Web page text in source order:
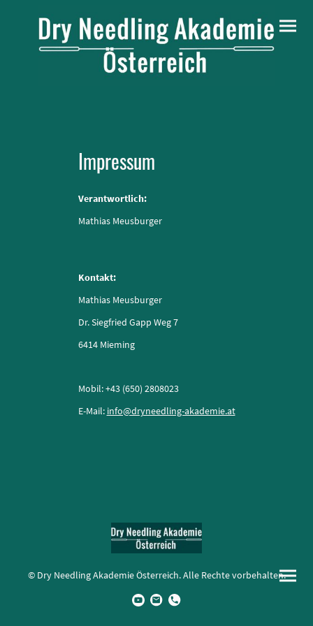
Impressum
Verantwortlich:
Mathias Meusburger
Kontakt:
Mathias Meusburger
Dr. Siegfried Gapp Weg 7
6414 Mieming
Mobil: +43 (650) 2808023
E-Mail: info@dryneedling-akademie.at
© Dry Needling Akademie Österreich. Alle Rechte vorbehalten.